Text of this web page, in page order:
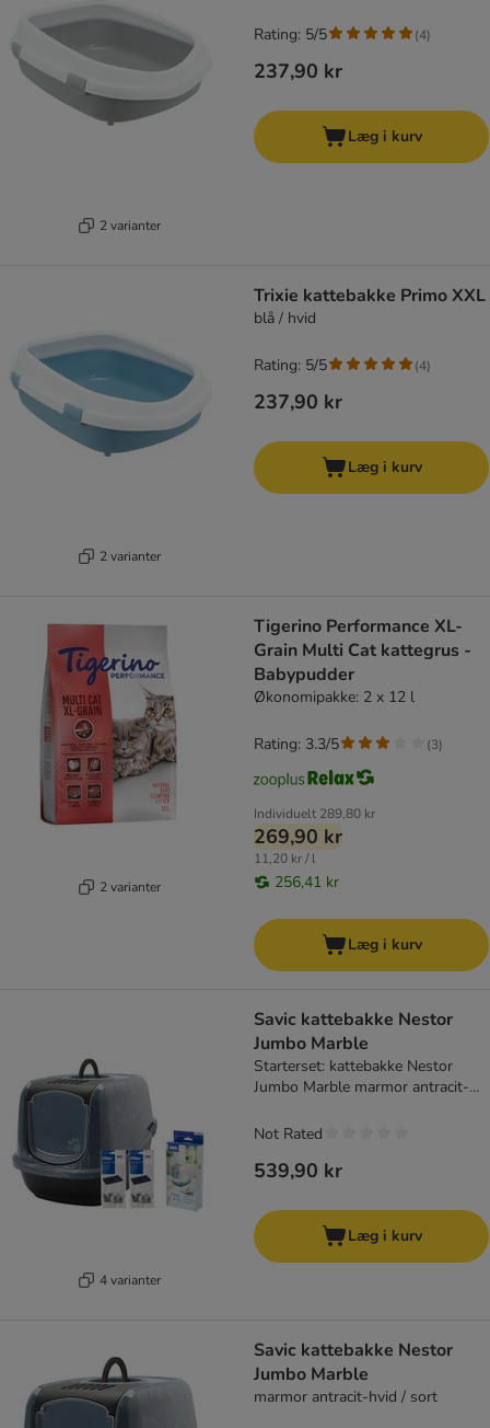
2 varianter
237,90 kr
Rating: 5/5 (4)
Læg i kurv
2 varianter
Trixie kattebakke Primo XXL
blå / hvid
237,90 kr
Rating: 5/5 (4)
Læg i kurv
2 varianter
Tigerino Performance XL-
Grain Multi Cat kattegrus -
Babypudder
Økonomipakke: 2 x 12 l
Individuelt 289,80 kr
269,90 kr
11,20 kr / l
256,41 kr
Rating: 3.3/5 (3)
Læg i kurv
4 varianter
Savic kattebakke Nestor
Jumbo Marble
Starterset: kattebakke Nestor
Jumbo Marble marmor antracit-
it up
539,90 kr
Not Rated
Læg i kurv
Savic kattebakke Nestor
Jumbo Marble
marmor antracit-hvid / sort